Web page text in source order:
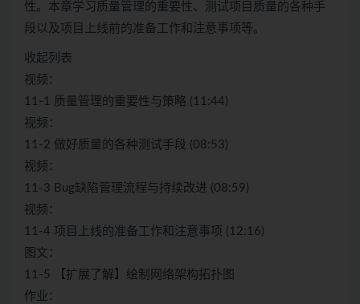
性。本章学习质量管理的重要性、测试项目质量的各种手
段以及项目上线前的准备工作和注意事项等。
收起列表
视频：
11-1 质量管理的重要性与策略 (11:44)
视频：
11-2 做好质量的各种测试手段 (08:53)
视频：
11-3 Bug缺陷管理流程与持续改进 (08:59)
视频：
11-4 项目上线的准备工作和注意事项 (12:16)
图文：
11-5 【扩展了解】绘制网络架构拓扑图
作业：